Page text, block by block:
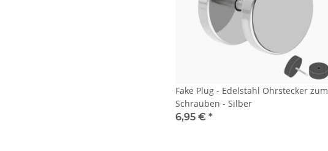
Fake Plug - Edelstahl Ohrstecker zum
Schrauben - Silber
6,95 €*